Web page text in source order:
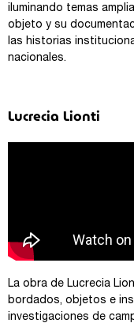
iluminando temas
objeto y su
las historias
nacionales.
Lucrecia Lionti
La obra de Lucrecia
bordados, objetos e
investigaciones de